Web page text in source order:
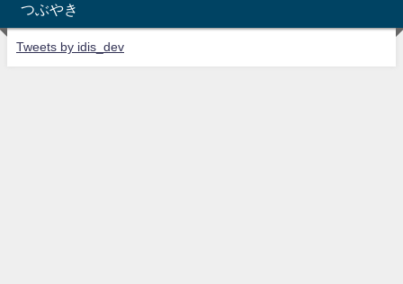
つぶやき
Tweets by idis_dev